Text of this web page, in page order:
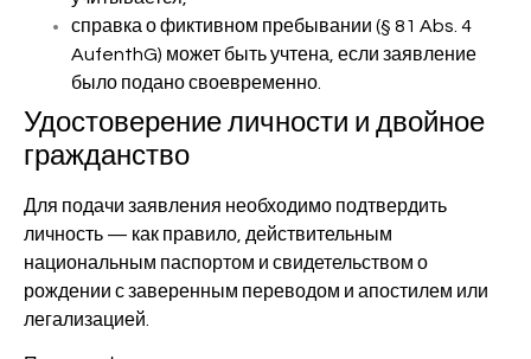
справка о фиктивном пребывании (§ 81 Abs. 4
AufenthG) может быть учтена, если заявление
было подано своевременно.
Удостоверение личности и двойное
гражданство
Для подачи заявления необходимо подтвердить
личность — как правило, действительным
национальным паспортом и свидетельством о
рождении с заверенным переводом и апостилем или
легализацией.